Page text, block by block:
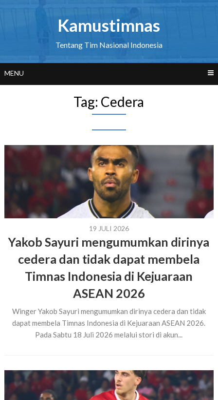
Kamustimnas
Tentang Tim Nasional Indonesia
MENU
Tag: Cedera
19 JULI 2026
Yakob Sayuri mengumumkan dirinya
cedera dan tidak dapat membela
Timnas Indonesia di Kejuaraan
ASEAN 2026
Winger Yakob Sayuri mengumumkan dirinya cedera dan tidak
dapat membela Timnas Indonesia di Kejuaraan ASEAN 2026.
Pada Sabtu 18 Juli 2026 melalui stori di akun...